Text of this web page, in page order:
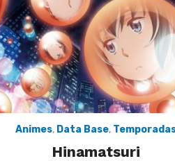
Animes, Data Base,
Hinamatsuri